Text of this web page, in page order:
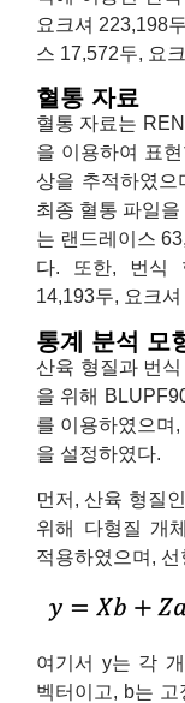
요크셔 223,198
스 17,572두, 요
혈통 자료
혈통 자료는
을 이용하여 표
상을 추적하였으
최종 혈통 파일
는 랜드레이스
다. 또한, 번식
14,193두, 요크
통계 분석 모
산육 형질과 번
을 위해
를 이용하였으며
을 설정하였다.
먼저, 산육 형질
위해 다형질 개
적용하였으며,
여기서 y는 각
벡터이고, b는 고